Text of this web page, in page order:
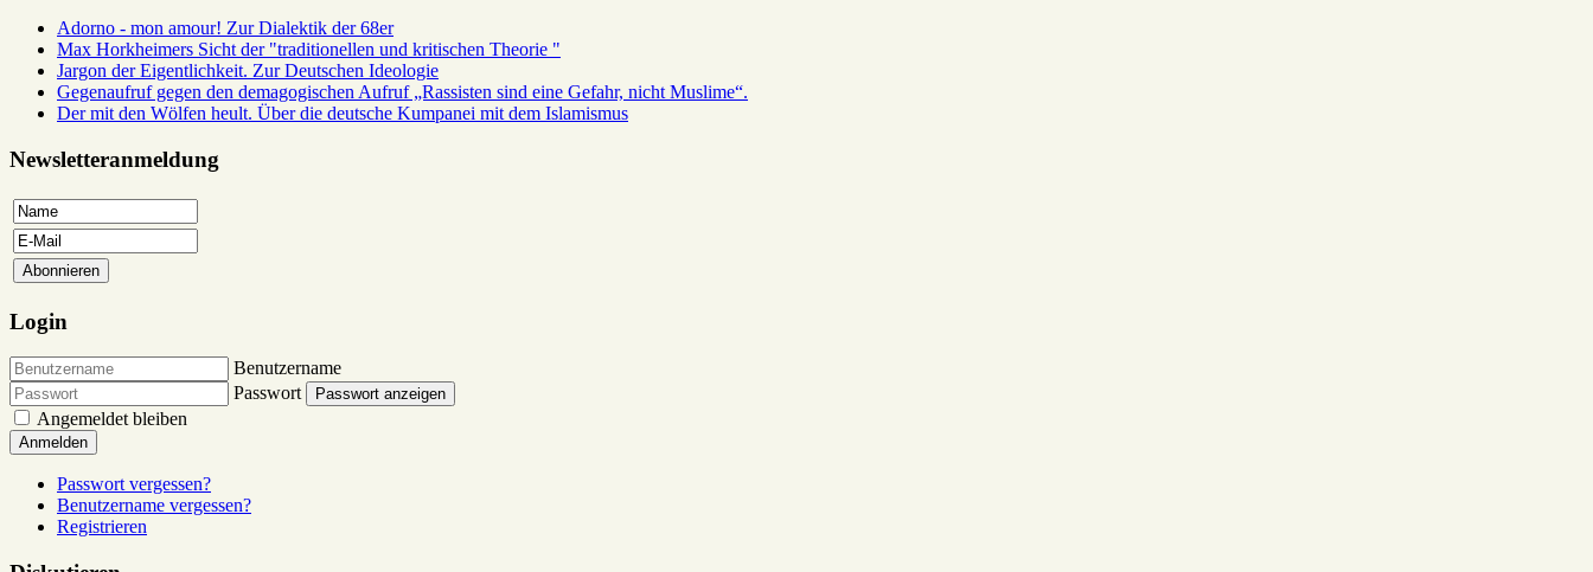
Adorno - mon amour! Zur Dialektik der 68er
Max Horkheimers Sicht der "traditionellen und kritischen Theorie "
Jargon der Eigentlichkeit. Zur Deutschen Ideologie
Gegenaufruf gegen den demagogischen Aufruf „Rassisten sind eine Gefahr, nicht Muslime“.
Der mit den Wölfen heult. Über die deutsche Kumpanei mit dem Islamismus
Newsletteranmeldung
Login
Benutzername
Passwort
Passwort anzeigen
Angemeldet bleiben
Anmelden
Passwort vergessen?
Benutzername vergessen?
Registrieren